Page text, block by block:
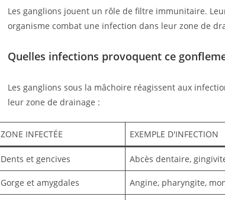
Les ganglions jouent un rôle de filtre immunitaire.
organisme combat une infection dans leur zone de
Quelles infections provoquent ce
Les ganglions sous la mâchoire réagissent aux
leur zone de drainage :
ZONE INFECTÉE EXEMPLE D'INFECTION
Dents et gencives Abcès dentaire,
Gorge et amygdales Angine, pharyngite,